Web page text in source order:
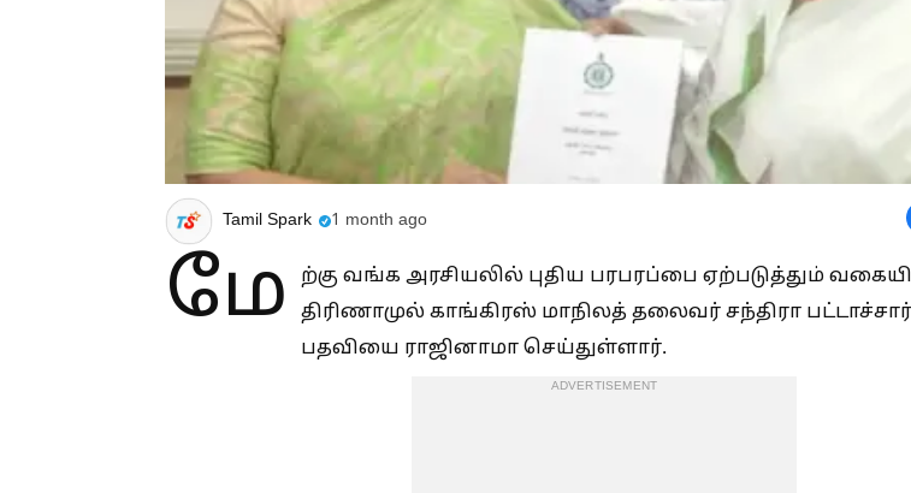
Tamil Spark 1 month ago
மே
ற்கு வங்க அரசியலில் புதிய பரபரப்பை ஏற்படுத்தும்
திரிணாமுல் காங்கிரஸ் மாநிலத் தலைவர் சந்திரா
பதவியை ராஜினாமா செய்துள்ளார்.
ADVERTISEMENT